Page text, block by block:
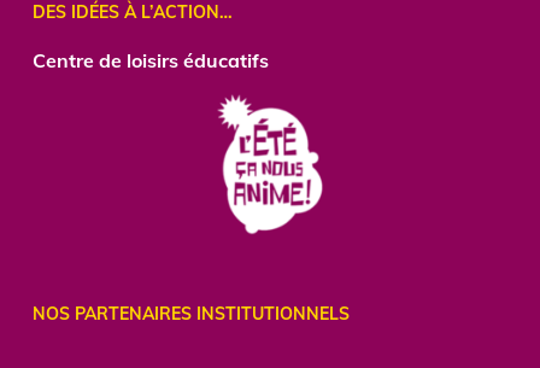
DES IDÉES À L’ACTION…
Centrede loisirs éducatifs
NOS PARTENAIRES INSTITUTIONNELS